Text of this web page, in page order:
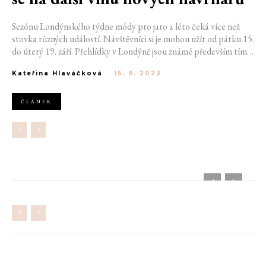
Sezónu Londýnského týdne módy pro jaro a léto čeká více než
stovka různých událostí. Návštěvníci si je mohou užít od pátku 15.
do úterý 19. září. Přehlídky v Londýně jsou známé především tím,
přehlídka Burberry nebo JW Anderson.
Kateřina Hlaváčková - 15. 9. 2023
ČLÁNEK